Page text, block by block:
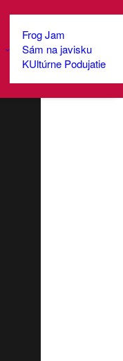
Frog Jam
Sám na javisku
KUltúrne Podujatie